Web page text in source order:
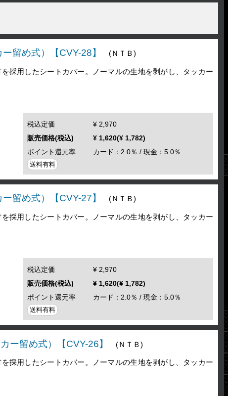
め式）【CVY-28】 (ＮＴＢ)
採用したシートカバー。ノーマルの生地を剥がし、タッカー
税込定価
¥ 2,970
販売価格(税込)
¥ 1,620(¥ 1,782)
ポイント還元率
カード：2.0％ / 現金：5.0％
送料有料
め式）【CVY-27】 (ＮＴＢ)
採用したシートカバー。ノーマルの生地を剥がし、タッカー
税込定価
¥ 2,970
販売価格(税込)
¥ 1,620(¥ 1,782)
ポイント還元率
カード：2.0％ / 現金：5.0％
送料有料
留め式）【CVY-26】 (ＮＴＢ)
採用したシートカバー。ノーマルの生地を剥がし、タッカー